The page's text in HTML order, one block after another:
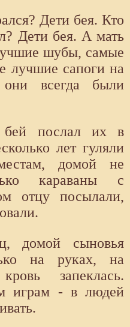
Дети бея. Кто
Дети бея. А мать
шубы, самые
лучшие сапоги на
всегда были
бей послал их в
лет гуляли
домой не
караваны с
отцу посылали,
домой сыновья
на руках, на
запеклась.
играм - в людей